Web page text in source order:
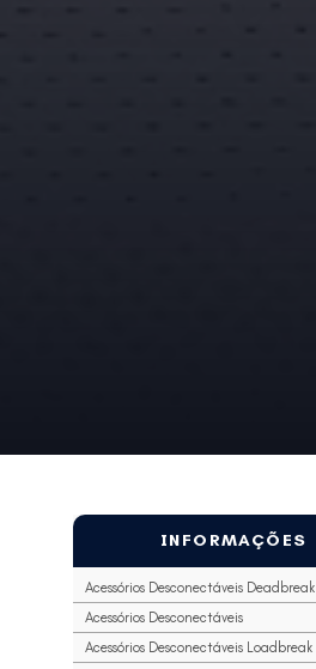
INFORMAÇÕES
Acessórios Desconectáveis Deadbreak
Acessórios Desconectáveis
Acessórios Desconectáveis Loadbreak